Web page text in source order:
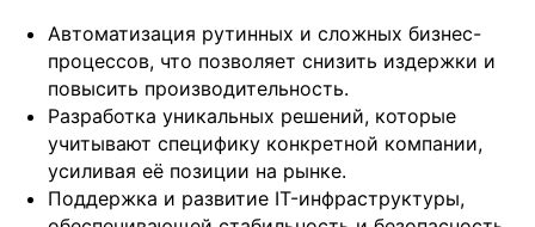
Автоматизация рутинных и сложных бизнес-
процессов, что позволяет снизить издержки и
повысить производительность.
Разработка уникальных решений, которые
учитывают специфику конкретной компании,
усиливая её позиции на рынке.
Поддержка и развитие IT-инфраструктуры,